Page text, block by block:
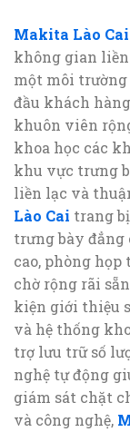
Makita Lào Cai
không gian
một môi trường
đầu khách
khuôn viên
khoa học các
khu vực trưng
liền lạc và
Lào Cai trang
trưng bày đẳng
cao, phòng
chờ rộng rãi
kiện giới thiệu
và hệ thống
trợ lưu trữ số
nghệ tự động
giám sát chặt
và công nghệ,